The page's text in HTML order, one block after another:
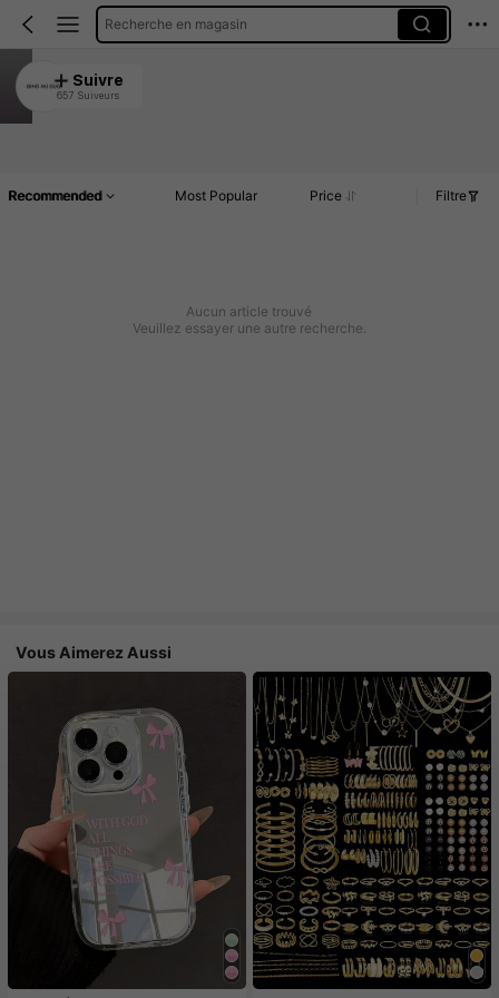
Recherche en magasin
QING MU GUO
4.93
Suivre
657 Suiveurs
Recommended Most Popular Price Filtre
Aucun article trouvé
Veuillez essayer une autre recherche.
Vous Aimerez Aussi